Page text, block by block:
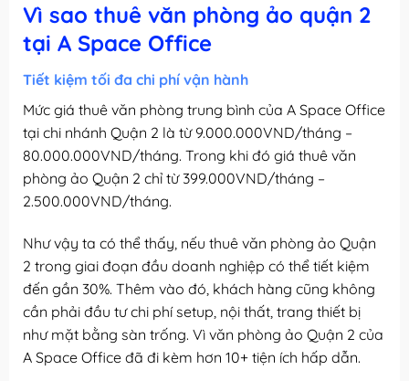
Vì sao thuê văn phòng ảo quận 2
tại A Space Office
Tiết kiệm tối đa chi phí vận hành
Mức giá thuê văn phòng trung bình của A Space Office
tại chi nhánh Quận 2 là từ 9.000.000VND/tháng –
80.000.000VND/tháng. Trong khi đó giá thuê văn
phòng ảo Quận 2 chỉ từ 399.000VND/tháng –
2.500.000VND/tháng.
Như vậy ta có thể thấy, nếu thuê văn phòng ảo Quận
2 trong giai đoạn đầu doanh nghiệp có thể tiết kiệm
đến gần 30%. Thêm vào đó, khách hàng cũng không
cần phải đầu tư chi phí setup, nội thất, trang thiết bị
như mặt bằng sàn trống. Vì văn phòng ảo Quận 2 của
A Space Office đã đi kèm hơn 10+ tiện ích hấp dẫn.